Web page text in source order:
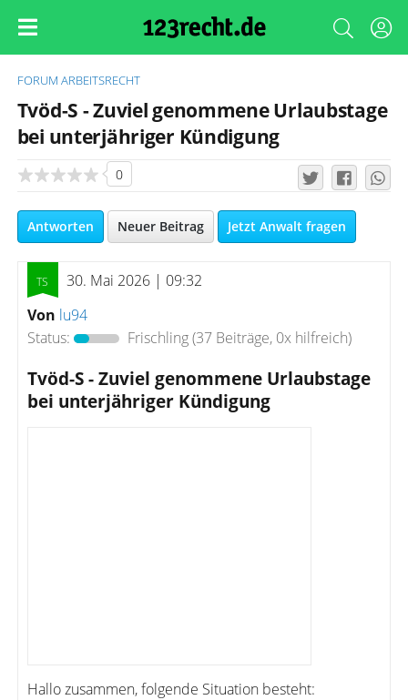
FORUM ARBEITSRECHT
Tvöd-S - Zuviel genommene Urlaubstage
bei unterjähriger Kündigung
0
Antworten Neuer Beitrag Jetzt Anwalt fragen
30. Mai 2026 | 09:32
Von lu94
Status:
Frischling(37 Beiträge, 0x hilfreich)
Tvöd-S - Zuviel genommene Urlaubstage
bei unterjähriger Kündigung
Hallo zusammen, folgende Situation besteht: